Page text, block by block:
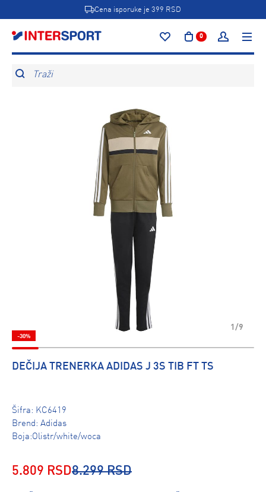
Cena isporuke je 399 RSD
0
Traži
1/9
-30%
DEČIJA TRENERKA ADIDAS J 3S TIB FT TS
Šifra: KC6419
Brend: Adidas
Boja:Olistr/white/woca
5.809 RSD8.299 RSD